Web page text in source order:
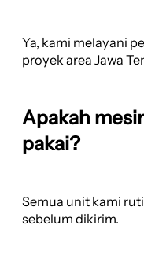
Ya, kami melayani
proyek area Jawa
Apakah
pakai?
Semua unit kami
sebelum dikirim.